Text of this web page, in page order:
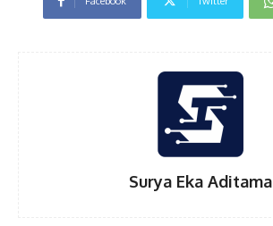
Surya Eka Aditama